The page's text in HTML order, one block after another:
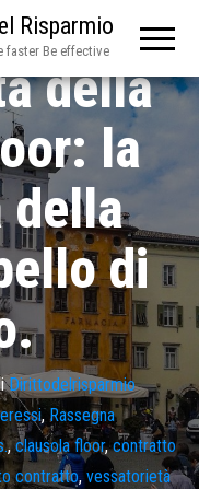
Risparmio
faster Be effective
della
la
della
di
Dirittodelrisparmio
, Rassegna
,clausola floor,contratto
contratto,vessatorietà